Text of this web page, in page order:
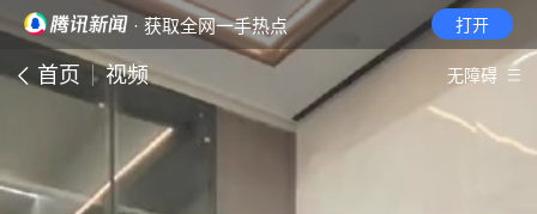
· 获取全网一手热点 打开
首页 视频 无障碍